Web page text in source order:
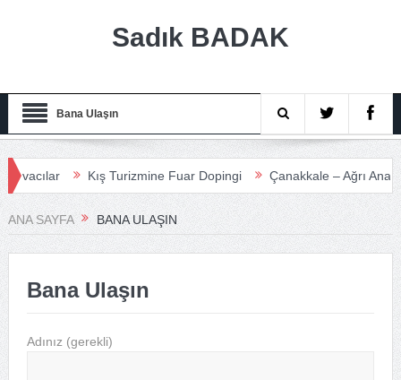
Sadık BADAK
Bana Ulaşın
Kış Turizmine Fuar Dopingi Çanakkale – Ağrı
ANA SAYFA BANA ULAŞIN
Bana Ulaşın
Adınız (gerekli)